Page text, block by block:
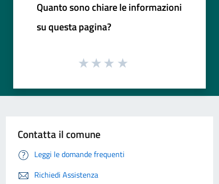
Quanto sono chiare le informazioni
su questa pagina?
Contatta il comune
Leggi le domande frequenti
Richiedi Assistenza